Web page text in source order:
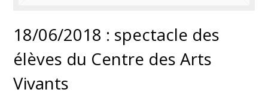
18/06/2018 : spectacle des
élèves du Centre des Arts
Vivants